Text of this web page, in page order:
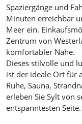
Spaziergänge und
Minuten erreichbar
Meer ein.
Zentrum von
komfortabler Nähe.
Dieses stilvolle und
ist der ideale Ort für
Ruhe, Sauna,
erleben Sie Sylt von
entspanntesten Seite.